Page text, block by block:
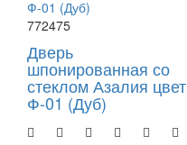
772475
Дверь
шпонированная со
стеклом Азалия цвет
Ф-01 (Дуб)